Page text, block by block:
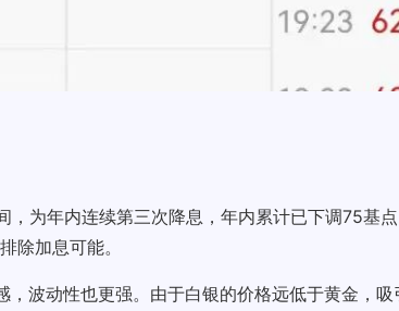
为年内连续第三次降息，年内累计已下调75基
除加息可能。
波动性也更强。由于白银的价格远低于黄金，